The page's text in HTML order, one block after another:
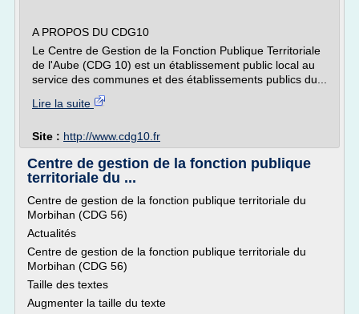
A PROPOS DU CDG10
Le Centre de Gestion de la Fonction Publique Territoriale
de l'Aube (CDG 10) est un établissement public local au
service des communes et des établissements publics du...
Lire la suite
Site : http://www.cdg10.fr
Centre de gestion de la fonction publique
territoriale du ...
Centre de gestion de la fonction publique territoriale du
Morbihan (CDG 56)
Actualités
Centre de gestion de la fonction publique territoriale du
Morbihan (CDG 56)
Taille des textes
Augmenter la taille du texte